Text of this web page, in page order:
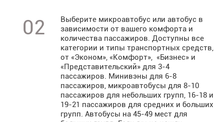
02
Выберите микроавтобус или автобус в
зависимости от вашего комфорта и
количества пассажиров. Доступны все
категории и типы транспортных средств,
от «Эконом», «Комфорт», «Бизнес» и
«Представительский» для 3-4
пассажиров. Минивэны для 6-8
пассажиров, микроавтобусы для 8-10
пассажиров для небольших групп, 16-18 и
19-21 пассажиров для средних и больших
групп. Автобусы на 45-49 мест для